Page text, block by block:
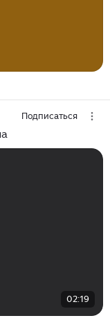
Подписаться
02:19